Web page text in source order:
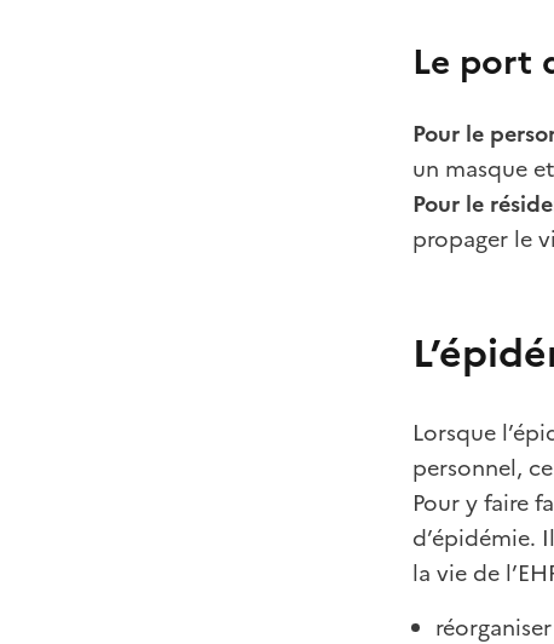
Le port
Pour le
un masque
Pour le
propager le
Lorsque
personnel,
Pour y faire
d’épidémie.
la vie de